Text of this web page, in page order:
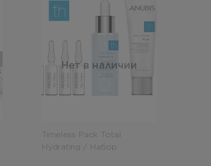
Нет в наличии
Timeless Pack Total
Hydrating / Набор